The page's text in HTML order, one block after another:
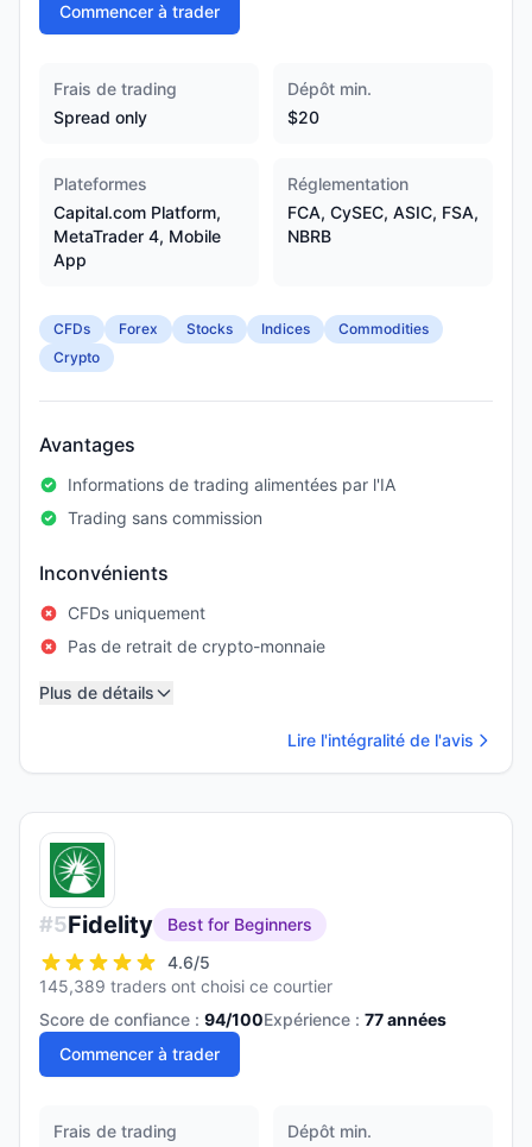
Commencer à trader
Frais de trading
Spread only
Dépôt min.
$20
Plateformes
Capital.com Platform,
MetaTrader 4, Mobile
App
Réglementation
FCA, CySEC, ASIC, FSA,
NBRB
CFDs Forex Stocks Indices
Commodities
Crypto
Avantages
Informations de trading alimentées par l'IA
Trading sans commission
Inconvénients
CFDs uniquement
Pas de retrait de crypto-monnaie
Plus de détails
Lire l'intégralité de l'avis
#5Fidelity
Best for Beginners
4.6/5
145,389 traders ont choisi ce courtier
Score de confiance : 94/100Expérience : 77années
Commencer à trader
Frais de trading
Dépôt min.